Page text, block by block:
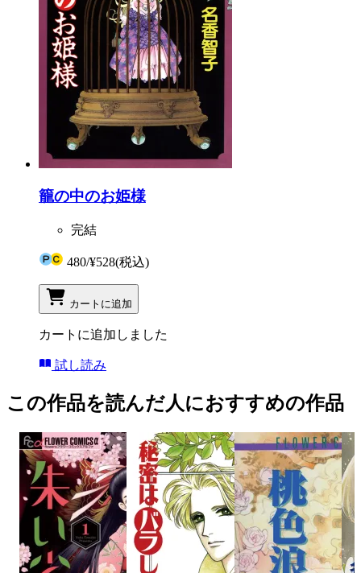
籠の中のお姫様
完結
480/¥528(税込)
カートに追加
カートに追加しました
試し読み
この作品を読んだ人におすすめの作品